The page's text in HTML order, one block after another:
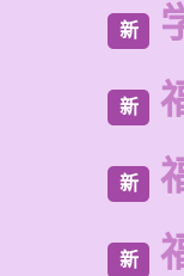
新
新
新
新